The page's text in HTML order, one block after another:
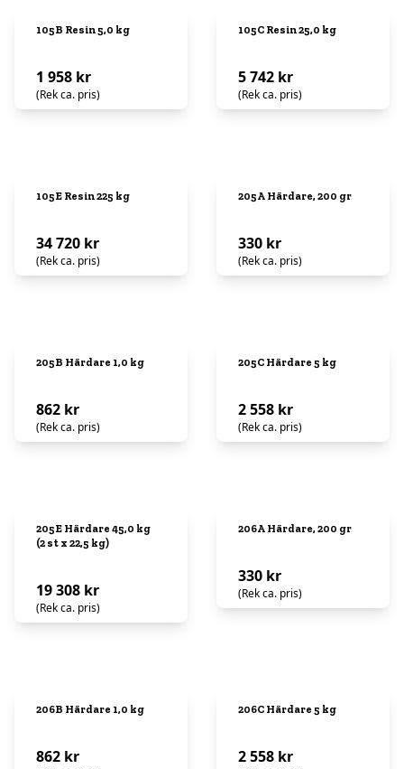
105B Resin 5,0 kg
1 958 kr
(Rek ca. pris)
105C Resin 25,0 kg
5 742 kr
(Rek ca. pris)
105E Resin 225 kg
34 720 kr
(Rek ca. pris)
205A Härdare, 200 gr
330 kr
(Rek ca. pris)
205B Härdare 1,0 kg
862 kr
(Rek ca. pris)
205C Härdare 5 kg
2 558 kr
(Rek ca. pris)
205E Härdare 45,0 kg
(2 st x 22,5 kg)
19 308 kr
(Rek ca. pris)
206A Härdare, 200 gr
330 kr
(Rek ca. pris)
206B Härdare 1,0 kg
862 kr
206C Härdare 5 kg
2 558 kr